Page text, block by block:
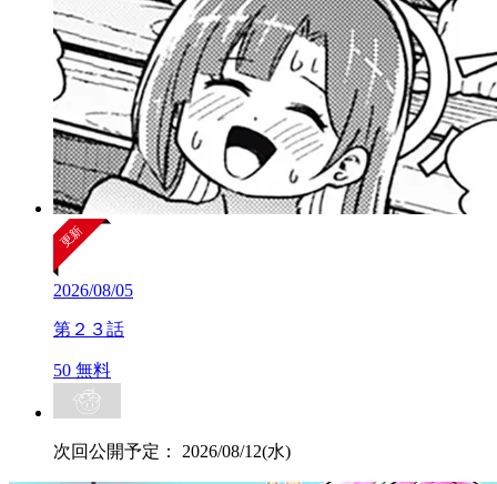
2026/08/05
第２３話
50 無料
次回公開予定： 2026/08/12(水)